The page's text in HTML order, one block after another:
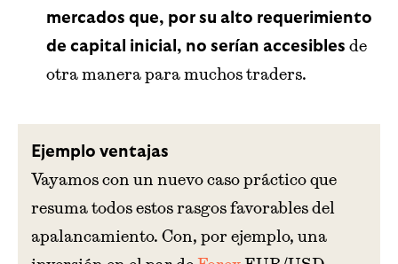
mercados que, por su alto requerimiento
de capital inicial, no serían accesibles de
otra manera para muchos traders.
Ejemplo ventajas
Vayamos con un nuevo caso práctico que
resuma todos estos rasgos favorables del
apalancamiento. Con, por ejemplo, una